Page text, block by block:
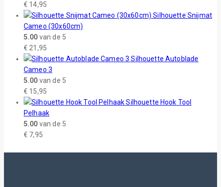
€ 14,95
Silhouette Snijmat
Cameo (30x60cm)
5.00 van de 5
€ 21,95
Silhouette Autoblade
Cameo 3
5.00 van de 5
€ 15,95
Silhouette Hook Tool
Pelhaak
5.00 van de 5
€ 7,95